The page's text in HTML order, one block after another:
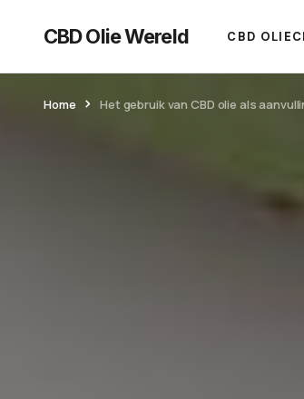
CBD Olie Wereld CBD OLIE
Home Het gebruik van CBD olie als